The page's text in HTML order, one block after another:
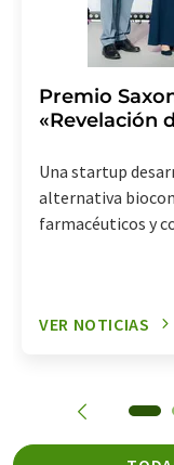
Premio
«Revelación
Una startup
alternativa
farmacéuticos y
VER NOTICIAS